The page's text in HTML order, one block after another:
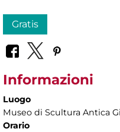
Gratis
Informazioni
Luogo
Museo di Scultura Antica
Orario